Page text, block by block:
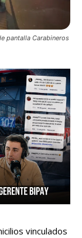
pantalla Carabineros
vinculados